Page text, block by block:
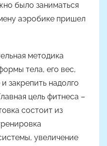
было заниматься
аэробике пришел
методика
тела, его вес,
закрепить надолго
цель фитнеса –
состоит из
увеличение